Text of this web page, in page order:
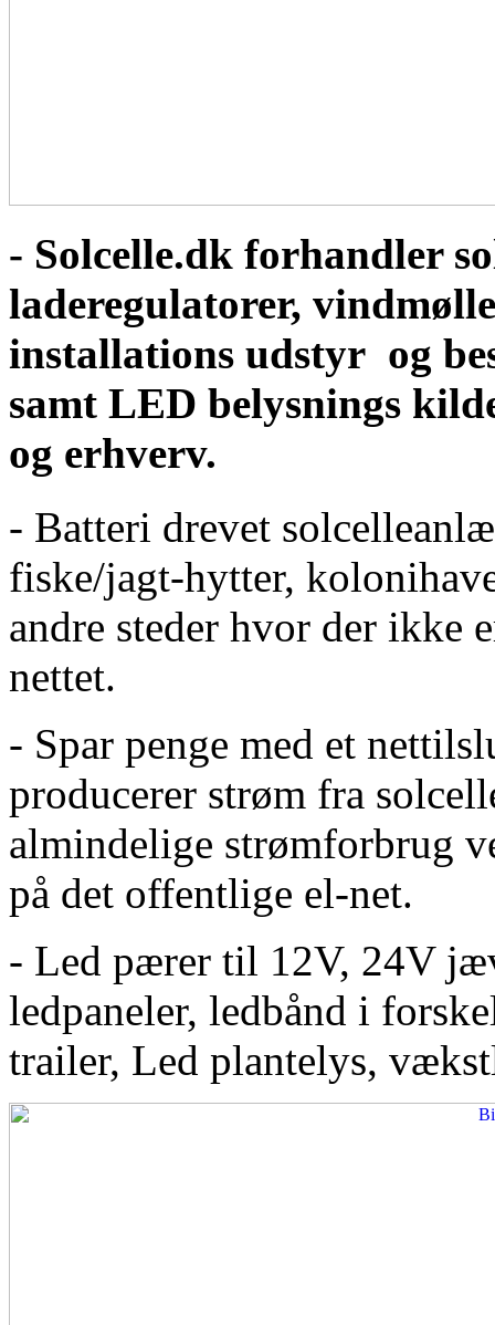
- Solcelle.dk forhandler
laderegulatorer,
installations udstyr og
samt LED belysnings
og erhverv.
- Batteri drevet
fiske/jagt-hytter,
andre steder hvor der ikke
nettet.
- Spar penge med et
producerer strøm fra
almindelige strømforbrug
på det offentlige el-net.
- Led pærer til 12V, 24V
ledpaneler, ledbånd i
trailer, Led plantelys,